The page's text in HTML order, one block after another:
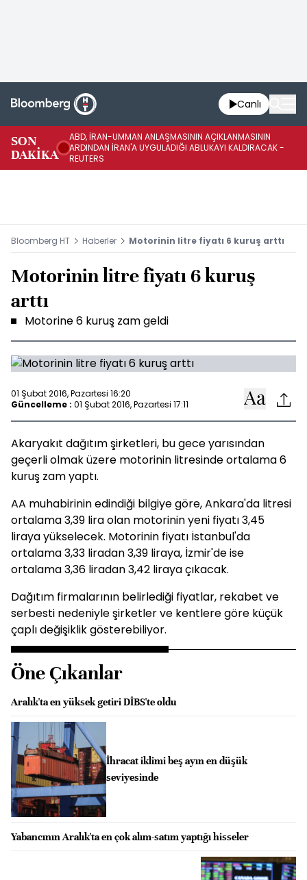
Canlı
SON
DAKİKA
ABD, İRAN-UMMAN ANLAŞMASININ AÇIKLANMASININ
ARDINDAN İRAN'A UYGULADIĞI ABLUKAYI KALDIRACAK -
REUTERS
Bloomberg HT Haberler Motorinin litre fiyatı 6 kuruş arttı
Motorinin litre fiyatı 6 kuruş
arttı
Motorine 6 kuruş zam geldi
01 Şubat 2016, Pazartesi 16:20
Güncelleme : 01 Şubat 2016, Pazartesi 17:11
Akaryakıt dağıtım şirketleri, bu gece yarısından
geçerli olmak üzere motorinin litresinde ortalama 6
kuruş zam yaptı.
AA muhabirinin edindiği bilgiye göre, Ankara'da litresi
ortalama 3,39 lira olan motorinin yeni fiyatı 3,45
liraya yükselecek. Motorinin fiyatı İstanbul'da
ortalama 3,33 liradan 3,39 liraya, İzmir'de ise
ortalama 3,36 liradan 3,42 liraya çıkacak.
Dağıtım firmalarının belirlediği fiyatlar, rekabet ve
serbesti nedeniyle şirketler ve kentlere göre küçük
çaplı değişiklik gösterebiliyor.
Öne Çıkanlar
Aralık'ta en yüksek getiri DİBS'te oldu
İhracat iklimi beş ayın en düşük
seviyesinde
Yabancının Aralık'ta en çok alım-satım yaptığı hisseler